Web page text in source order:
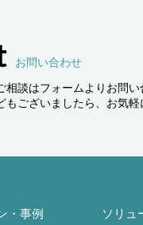
お問い合わせ
相談はフォームよりお問い
もございましたら、お気軽
・事例 ソリュ